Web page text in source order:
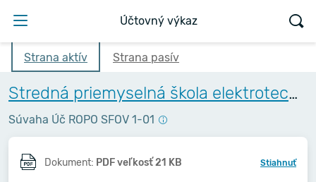
Účtovný výkaz
Strana aktív Strana pasív
Stredná priemyselná škola elektrotechnická, Komenského 44, Košice
Súvaha Úč ROPO SFOV 1-01
Dokument: PDF veľkosť 21 KB Stiahnuť